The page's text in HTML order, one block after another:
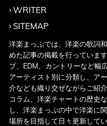
WRITER
SITEMAP
洋楽まっぷでは、洋楽の歌詞
めた記事の掲載を行っていま
プ、EDM、カントリーなど幅
アーティスト別に分類し、ア
介なども織り交ぜながらご紹
コラム、洋楽チャートの歴史
し、洋楽まっぷの中で洋楽に
場所を目指して日々更新してい